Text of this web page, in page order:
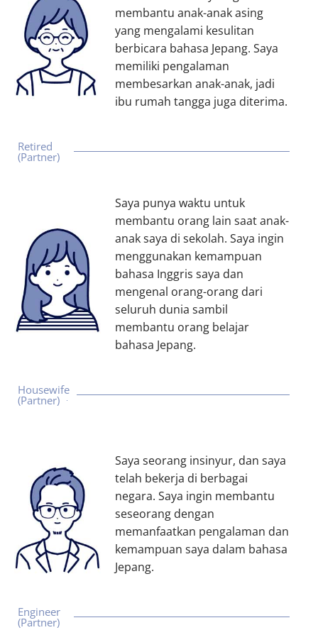
membantu anak-anak asing
yang mengalami kesulitan
berbicara bahasa Jepang. Saya
memiliki pengalaman
membesarkan anak-anak, jadi
ibu rumah tangga juga diterima.
Retired
(Partner)
Saya punya waktu untuk
membantu orang lain saat anak-
anak saya di sekolah. Saya ingin
menggunakan kemampuan
bahasa Inggris saya dan
mengenal orang-orang dari
seluruh dunia sambil
membantu orang belajar
bahasa Jepang.
Housewife
(Partner)
Saya seorang insinyur, dan saya
telah bekerja di berbagai
negara. Saya ingin membantu
seseorang dengan
memanfaatkan pengalaman dan
kemampuan saya dalam bahasa
Jepang.
Engineer
(Partner)